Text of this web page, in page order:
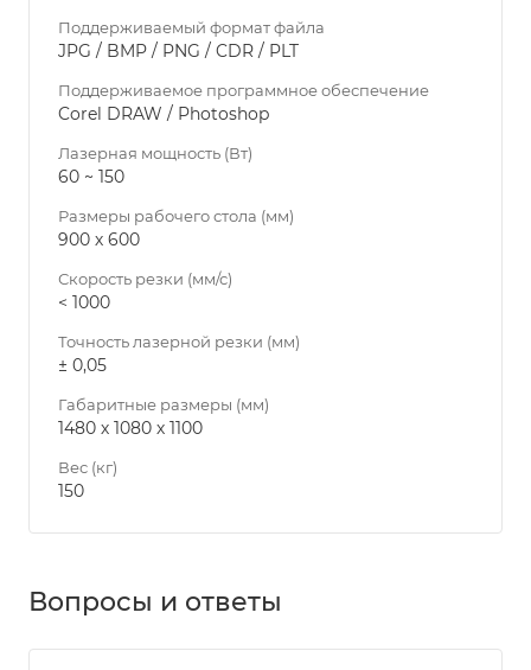
Поддерживаемый формат файла
JPG / BMP / PNG / CDR / PLT
Поддерживаемое программное обеспечение
Corel DRAW / Photoshop
Лазерная мощность (Вт)
60 ~ 150
Размеры рабочего стола (мм)
900 х 600
Скорость резки (мм/с)
< 1000
Точность лазерной резки (мм)
± 0,05
Габаритные размеры (мм)
1480 х 1080 х 1100
Вес (кг)
150
Вопросы и ответы